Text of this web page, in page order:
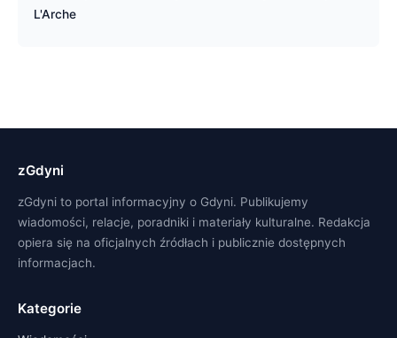
L'Arche
zGdyni
zGdyni to portal informacyjny o Gdyni. Publikujemy
wiadomości, relacje, poradniki i materiały kulturalne. Redakcja
opiera się na oficjalnych źródłach i publicznie dostępnych
informacjach.
Kategorie